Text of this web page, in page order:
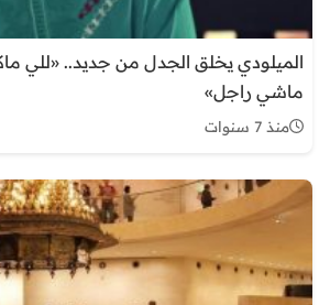
الميلودي يخلق الجدل من جديد.. «للي
ماشي راجل»
منذ 7 سنوات